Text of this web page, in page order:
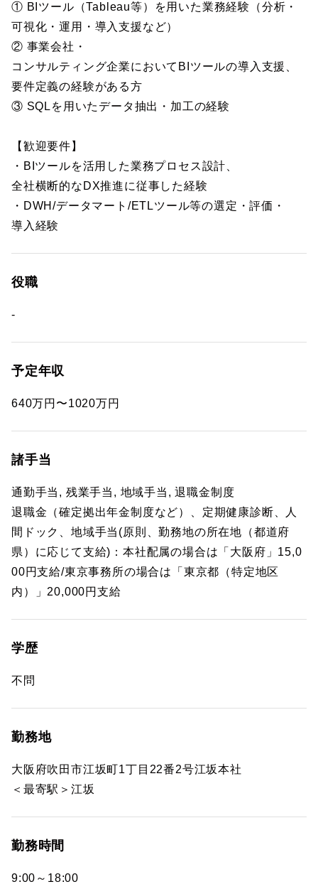
① BIツール（Tableau等）を用いた業務経験（分析・
可視化・運用・導入支援など）
② 事業会社・
コンサルティング企業においてBIツールの導入支援、
要件定義の経験がある方
③ SQLを用いたデータ抽出・加工の経験
【歓迎要件】
・BIツールを活用した業務プロセス設計、
全社横断的なDX推進に従事した経験
・DWH/データマート/ETLツール等の選定・評価・
導入経験
役職
-
予定年収
640万円〜1020万円
諸手当
通勤手当, 残業手当, 地域手当, 退職金制度
退職金（確定拠出年金制度など）、定期健康診断、人
間ドック、地域手当(原則、勤務地の所在地（都道府
県）に応じて支給)：本社配属の場合は「大阪府」15,0
00円支給/東京事務所の場合は「東京都（特定地区
内）」20,000円支給
学歴
不問
勤務地
大阪府吹田市江坂町1丁目22番2号江坂本社
＜最寄駅＞江坂
勤務時間
9:00～18:00